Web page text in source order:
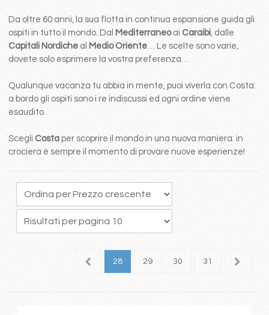
Da oltre 60 anni, la sua flotta in continua espansione guida gli
ospiti in tutto il mondo. Dal Mediterraneo ai Caraibi, dalle
Capitali Nordicheal Medio Oriente… Le scelte sono varie,
dovete solo esprimere la vostra preferenza…
Qualunque vacanza tu abbia in mente, puoi viverla con Costa:
a bordo gli ospiti sono i re indiscussi ed ogni ordine viene
esaudito.
Scegli Costa per scoprire il mondo in una nuova maniera: in
crociera è sempre il momento di provare nuove esperienze!
27 28 29 30 31 32